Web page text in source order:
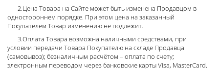
2.Цена Товара на Сайте может быть изменена Продавцом в
одностороннем порядке. При этом цена на заказанный
Покупателем Товар изменению не подлежит.
3.Оплата Товара возможна наличными средствами, при
условии передачи Товара Покупателю на складе Продавца
(самовывоз); безналичным расчётом – оплата по счету;
электронным переводом через банковские карты Visa, MasterCard.